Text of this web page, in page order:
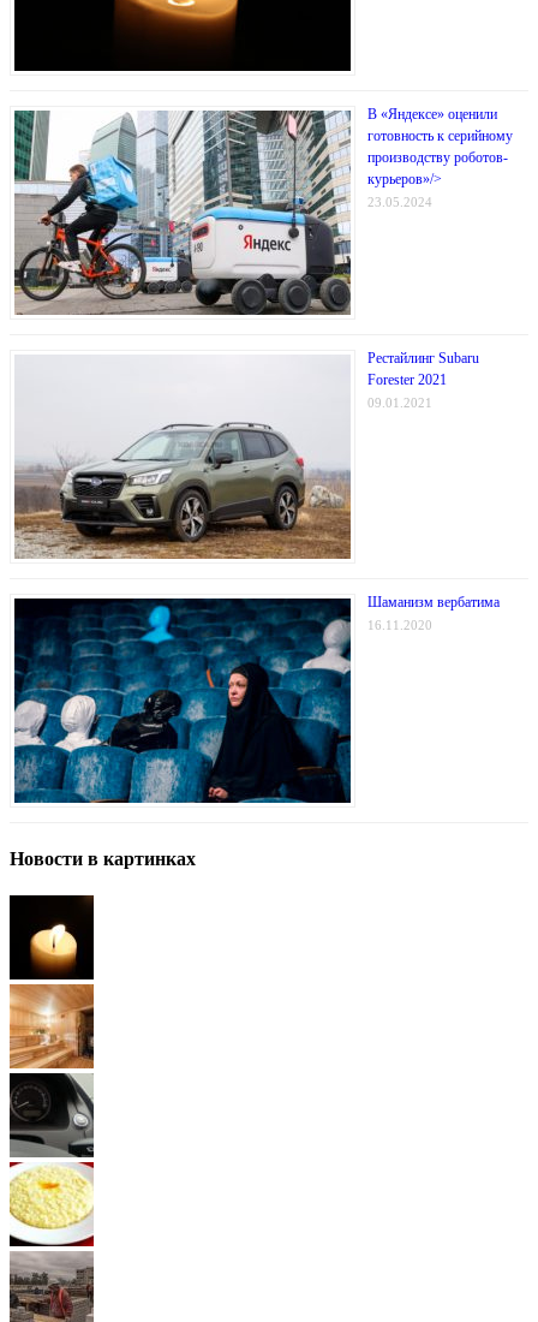
В «Яндексе» оценили
готовность к серийному
производству роботов-
курьеров»/>
23.05.2024
Рестайлинг Subaru
Forester 2021
09.01.2021
Шаманизм вербатима
16.11.2020
Новости в картинках